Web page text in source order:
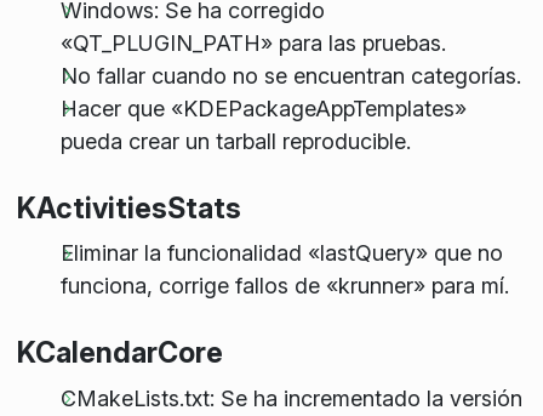
Windows: Se ha corregido
«QT_PLUGIN_PATH» para las pruebas.
No fallar cuando no se encuentran categorías.
Hacer que «KDEPackageAppTemplates»
pueda crear un tarball reproducible.
KActivitiesStats
Eliminar la funcionalidad «lastQuery» que no
funciona, corrige fallos de «krunner» para mí.
KCalendarCore
CMakeLists.txt: Se ha incrementado la versión